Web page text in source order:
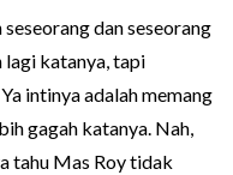
dan seseorang
lagi katanya, tapi
intinya adalah memang
gagah katanya. Nah,
tahu Mas Roy tidak